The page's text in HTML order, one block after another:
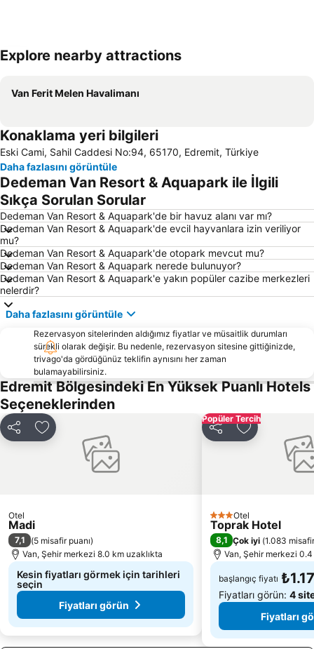
Haritayı genişlet
Explore nearby attractions
Van Ferit Melen Havalimanı
Konaklama yeri bilgileri
Eski Cami, Sahil Caddesi No:94, 65170, Edremit, Türkiye
Daha fazlasını görüntüle
Dedeman Van Resort & Aquapark ile İlgili
Sıkça Sorulan Sorular
Dedeman Van Resort & Aquapark'de bir havuz alanı var mı?
Dedeman Van Resort & Aquapark'de evcil hayvanlara izin veriliyor
mu?
Dedeman Van Resort & Aquapark'de otopark mevcut mu?
Dedeman Van Resort & Aquapark nerede bulunuyor?
Dedeman Van Resort & Aquapark'e yakın popüler cazibe merkezleri
nelerdir?
Daha fazlasını görüntüle
Rezervasyon sitelerinden aldığımız fiyatlar ve müsaitlik durumları
sürekli olarak değişir. Bu nedenle, rezervasyon sitesine gittiğinizde,
trivago'da gördüğünüz teklifin aynısını her zaman
bulamayabilirsiniz.
Edremit Bölgesindeki En Yüksek Puanlı Hotels
Seçeneklerinden
Paylaş Favorilerime ekle
Otel
Madi
7,1 (5 misafir puanı)
Van, Şehir merkezi 8.0 km uzaklıkta
Kesin fiyatları görmek için tarihleri
seçin
Fiyatları görün
Popüler Tercih
Paylaş Favorilerime
3 YıldızOtel
Toprak Hotel
8,1 Çok iyi (1.083
Van, Şehir merkezi
başlangıç fiyatı
Fiyatları görün: 4
Fiyatları